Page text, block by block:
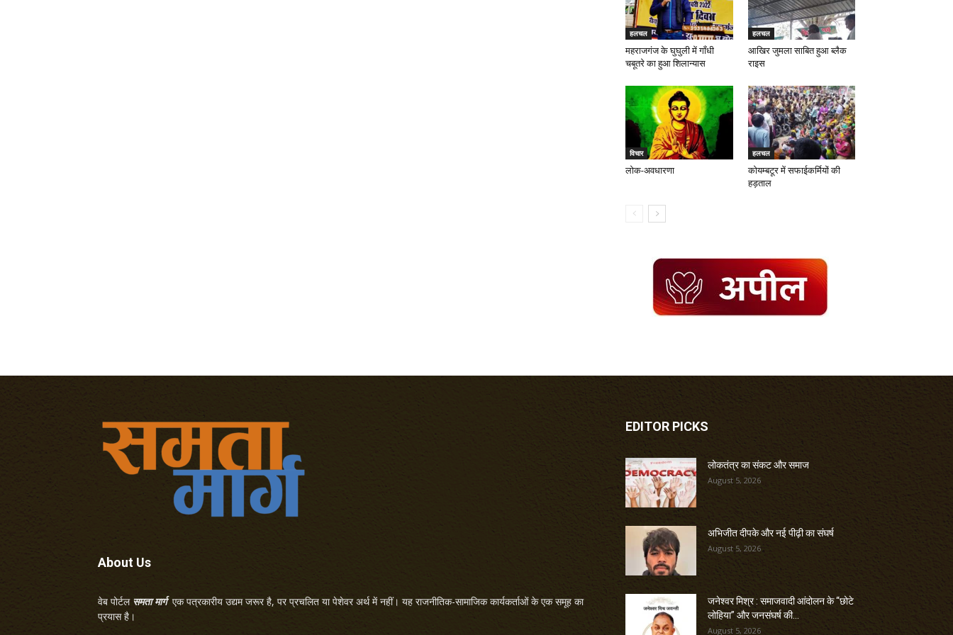
हलचल
महराजगंज के घुघुली में गाँधी
चबूतरे का हुआ शिलान्यास
हलचल
आखिर जुमला साबित हुआ ब्लैक
राइस
विचार
लोक-अवधारणा
हलचल
कोयम्बटूर में सफाईकर्मियों की
हड़ताल
About Us
वेब पोर्टल समता मार्गएक पत्रकारीय उद्यम जरूर है, पर प्रचलित या पेशेवर अर्थ में नहीं। यह राजनीतिक-सामाजिक कार्यकर्ताओं के एक समूह का
प्रयास है।
EDITOR PICKS
लोकतंत्र का संकट और समाज
August 5, 2026
अभिजीत दीपके और नई पीढ़ी का संघर्ष
August 5, 2026
जनेश्वर मिश्र : समाजवादी आंदोलन के “छोटे
लोहिया” और जनसंघर्ष की...
August 5, 2026